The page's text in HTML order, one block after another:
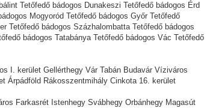
Tetőfedő bádogos Dunakeszi Tetőfedő bádogos Érd
Mogyoród Tetőfedő bádogos Győr Tetőfedő
Tetőfedő bádogos Százhalombatta Tetőfedő bádogos
bádogos Tatabánya Tetőfedő bádogos Vác Tetőfedő
I. kerület Gellérthegy Vár Tabán Budavár Víziváros
Árpádföld Rákosszentmihály Cinkota 16. kerület
Farkasrét Istenhegy Svábhegy Orbánhegy Magasút